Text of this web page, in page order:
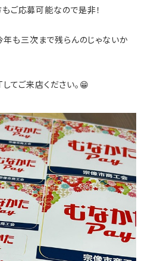
ご応募可能なので是非！
も三次まで残らんのじゃないか
てご来店ください。😁